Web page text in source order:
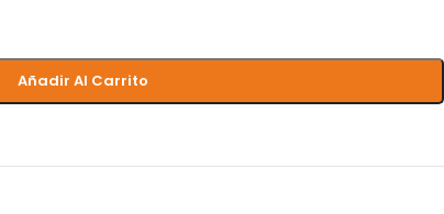
Añadir Al Carrito